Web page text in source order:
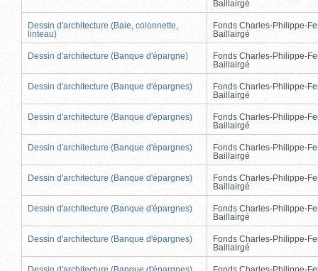
Baillairgé
Dessin d'architecture (Baie, colonnette,
linteau)
Fonds Charles-Philippe-
Baillairgé
Dessin d'architecture (Banque d'épargne)
Fonds Charles-Philippe-
Baillairgé
Dessin d'architecture (Banque d'épargnes)
Fonds Charles-Philippe-
Baillairgé
Dessin d'architecture (Banque d'épargnes)
Fonds Charles-Philippe-
Baillairgé
Dessin d'architecture (Banque d'épargnes)
Fonds Charles-Philippe-
Baillairgé
Dessin d'architecture (Banque d'épargnes)
Fonds Charles-Philippe-
Baillairgé
Dessin d'architecture (Banque d'épargnes)
Fonds Charles-Philippe-
Baillairgé
Dessin d'architecture (Banque d'épargnes)
Fonds Charles-Philippe-
Baillairgé